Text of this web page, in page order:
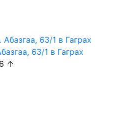
63/1 в Гаграх
↑